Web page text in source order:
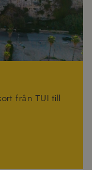
från TUI till